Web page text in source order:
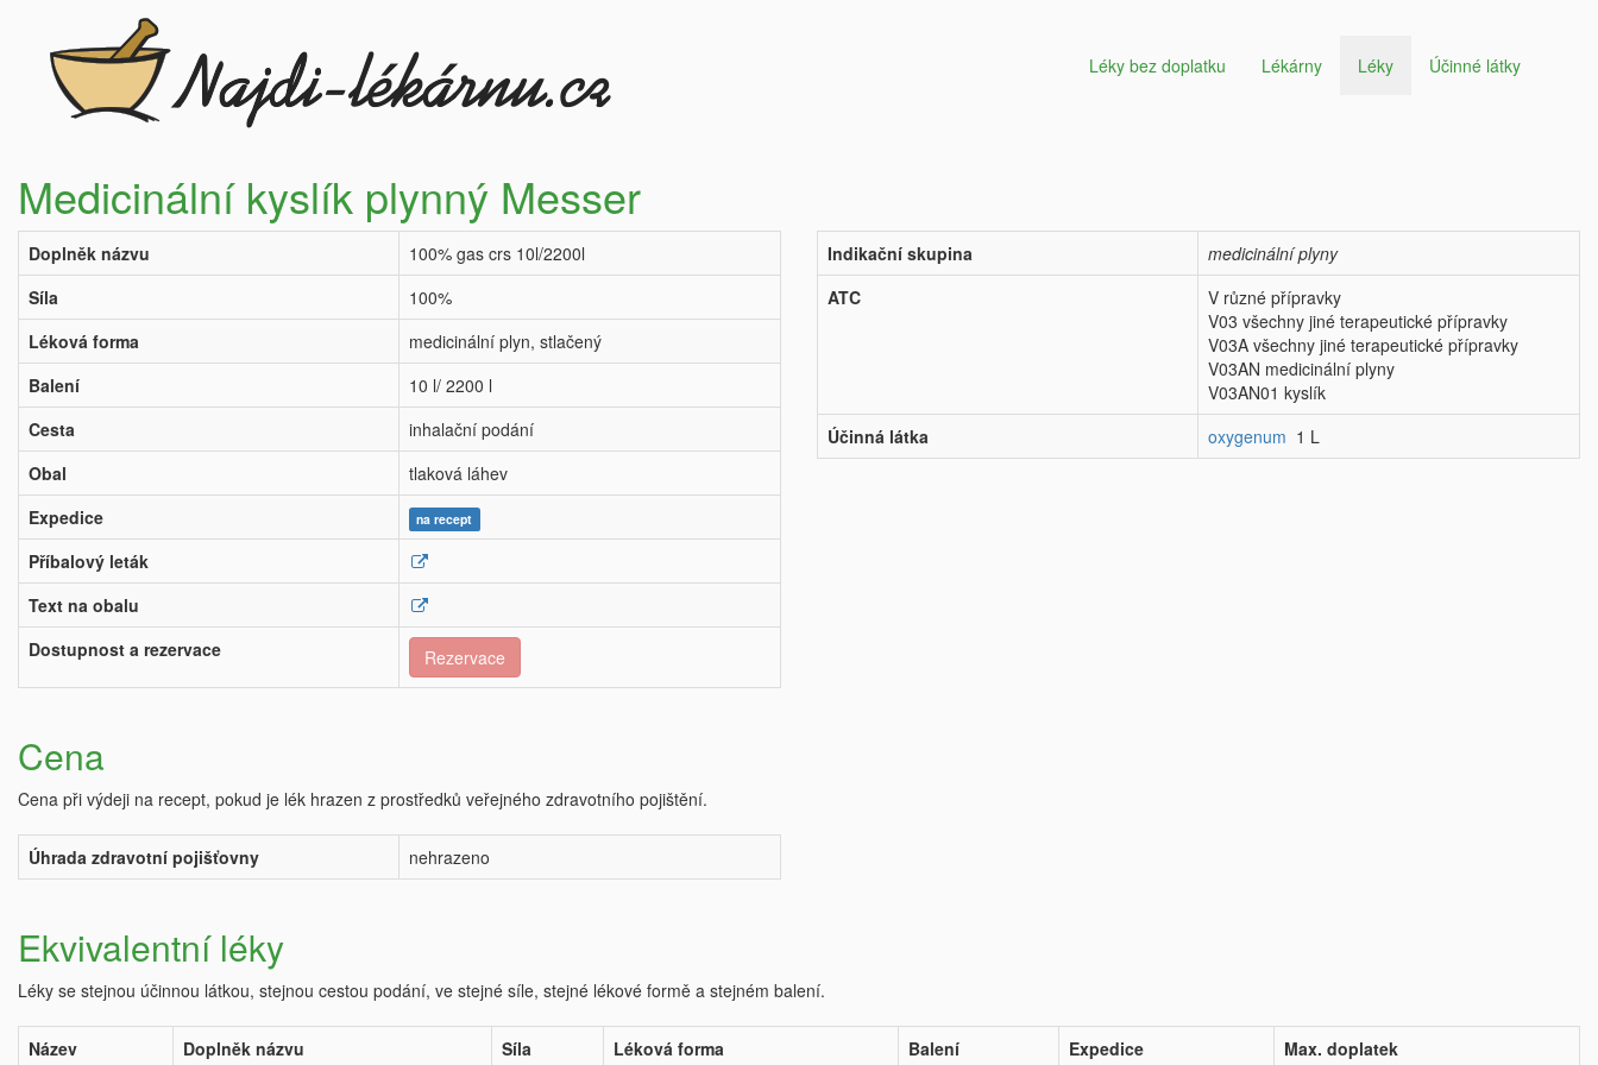
Léky bez doplatku Lékárny Léky Účinné látky
Medicinální kyslík plynný Messer
Doplněk názvu
100% gas crs 10l/2200l
Síla
100%
Léková forma
medicinální plyn, stlačený
Balení
10 l/ 2200 l
Cesta
inhalační podání
Obal
tlaková láhev
Expedice
na recept
Příbalový leták
Text na obalu
Dostupnost a rezervace
Rezervace
Indikační skupina
medicinální plyny
ATC
V různé přípravky
V03 všechny jiné terapeutické přípravky
V03A všechny jiné terapeutické přípravky
V03AN medicinální plyny
V03AN01 kyslík
Účinná látka
oxygenum 1 L
Cena
Cena při výdeji na recept, pokud je lék hrazen z prostředků veřejného zdravotního pojištění.
Úhrada zdravotní pojišťovny nehrazeno
Ekvivalentní léky
Léky se stejnou účinnou látkou, stejnou cestou podání, ve stejné síle, stejné lékové formě a stejném balení.
Název Doplněk názvu Síla Léková forma Balení Expedice Max. doplatek